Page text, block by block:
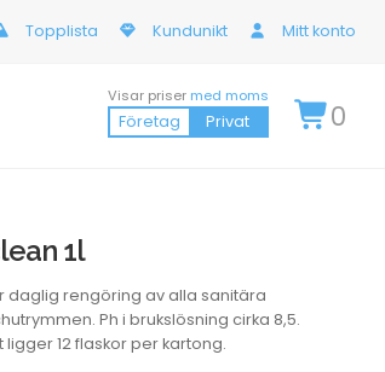
Topplista Kundunikt Mitt konto
Visar priser med moms
Företag Privat 0
1l
daglig rengöring av alla sanitära
Ph i brukslösning cirka 8,5.
12 flaskor per kartong.